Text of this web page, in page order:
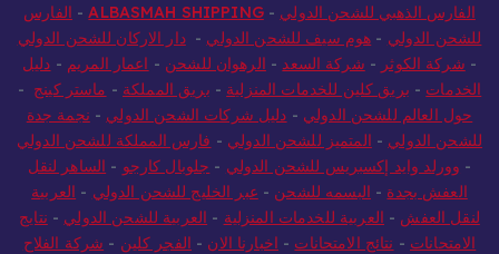
الفارس الذهبي للشحن الدولي -
ALBASMAH SHIPPING
- الفارس
للشحن الدولي - هوم سيف للشحن الدولي -دار الاركان للشحن الدولي
- شركة الكوثر - شركة السعد - الرهوان للشحن - اعمار المريم - دليل
الخدمات - بريق كلين للخدمات المنزلية - بريق المملكة - ماستر كينج -
حول العالم للشحن الدولي - دليل شركات الشحن الدولي - نجمة جدة
للشحن الدولي - المتميز للشحن الدولي - فارس المملكة للشحن الدولي
- وورلد وايد إكسبريس للشحن الدولي - جلوبال كارجو - الساهر لنقل
العفش بجدة - البسمه للشحن - عبر الخليج للشحن الدولي - العربية
لنقل العفش - العربية للخدمات المنزلية - العربية للشحن الدولي - نتايج
الامتحانات - نتائج الامتحانات - اخبارنا الان - الفجر كلين - شركة الفلاح